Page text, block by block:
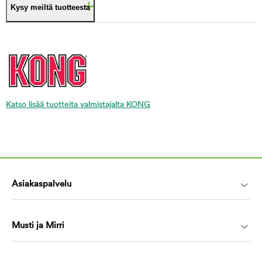
Kysy meiltä tuotteesta
Katso lisää tuotteita valmistajalta KONG
Asiakaspalvelu
Musti ja Mirri